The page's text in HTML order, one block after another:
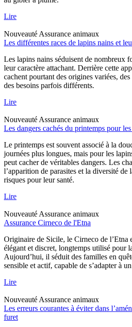
Lire
Nouveauté Assurance animaux
Les différentes races de lapins nains et
Les lapins nains séduisent de nombreux
leur caractère attachant. Derrière cette
cachent pourtant des origines variées,
des besoins parfois différents.
Lire
Nouveauté Assurance animaux
Les dangers cachés du printemps pour
Le printemps est souvent associé à la
journées plus longues, mais pour les
peut cacher de véritables dangers. Les
l’apparition de parasites et la diversité de
risques pour leur santé.
Lire
Nouveauté Assurance animaux
Assurance Cirneco de l'Etna
Originaire de Sicile, le Cirneco de l’Etna
élégant et discret, longtemps utilisé pour
Aujourd’hui, il séduit des familles en
sensible et actif, capable de s’adapter à
Lire
Nouveauté Assurance animaux
Les erreurs courantes à éviter dans
furet